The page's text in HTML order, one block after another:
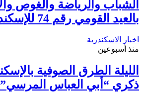
الشباب والرياضة والغوص
بالعيد القومي رقم 74 للإسكندرية..برنامج
اخبار الاسكندرية
منذ أسبوعين
الليلة الطرق الصوفية
ذكري “أبي العباس